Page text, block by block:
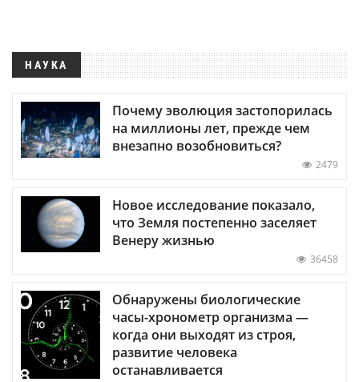
НАУКА
Почему эволюция застопорилась
на миллионы лет, прежде чем
внезапно возобновиться?
2479
Новое исследование показало,
что Земля постепенно заселяет
Венеру жизнью
36458
Обнаружены биологические
часы-хронометр организма —
когда они выходят из строя,
развитие человека
останавливается